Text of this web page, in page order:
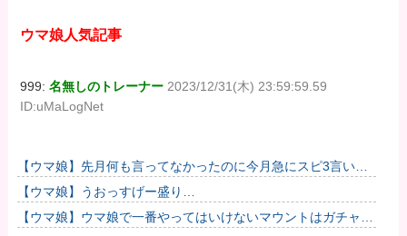
ウマ娘人気記事
999:名無しのトレーナー 2023/12/31(木) 23:59:59.59
ID:uMaLogNet
【ウマ娘】先月何も言ってなかったのに今月急にスピ3言い出
したのが怪しいよな。
【ウマ娘】うおっすげー盛り…
【ウマ娘】ウマ娘で一番やってはいけないマウントはガチャで